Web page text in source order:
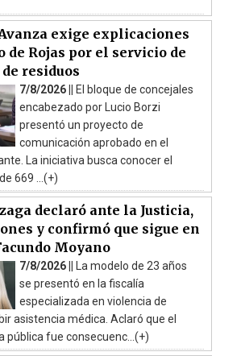
exige explicaciones
de Rojas por el servicio de
residuos
7/8/2026 || El bloque de concejales
encabezado por Lucio Borzi
presentó un proyecto de
comunicación aprobado en el
La iniciativa busca conocer el
669 ...(+)
declaró ante la Justicia,
y confirmó que sigue en
Moyano
7/8/2026 || La modelo de 23 años
se presentó en la fiscalía
especializada en violencia de
asistencia médica. Aclaró que el
pública fue consecuenc...(+)